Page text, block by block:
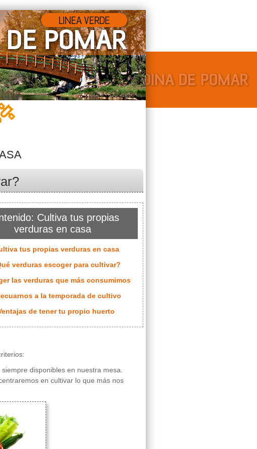
Cultiva tus propias
verduras en casa
tus propias verduras en casa
verduras escoger para cultivar?
las verduras que más consumimos
a la temporada de cultivo
de tener tu propio huerto
disponibles en nuestra mesa.
en cultivar lo que más nos